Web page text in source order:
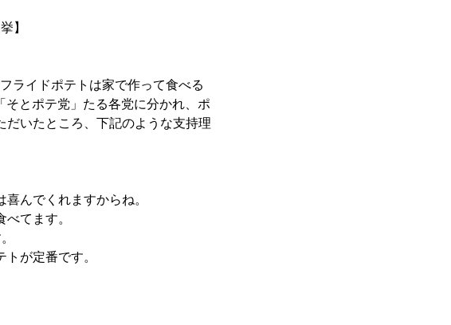
】
ライドポテトは家で作って食べる
そとポテ党」たる各党に分かれ、ポ
いたところ、下記のような支持理
んでくれますからね。
てます。
が定番です。